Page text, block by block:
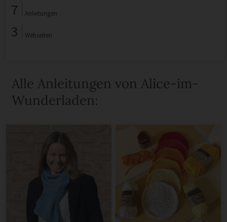
7 Anleitungen
3 Webseiten
Alle Anleitungen von Alice-im-
Wunderladen: